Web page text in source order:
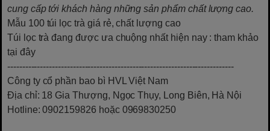
cung cấp tới khách hàng những sản phẩm chất lượng cao.
Mẫu 100 túi lọc trà giá rẻ, chất lượng cao
Túi lọc trà đang được ưa chuộng nhất hiện nay: tham khảo
tại đây
----------------------------------------------------------------------------
Công ty cổ phần bao bì HVL Việt Nam
Địa chỉ: 18 Gia Thượng, Ngọc Thụy, Long Biên, Hà Nội
Hotline: 0902159826 hoặc 0969830250